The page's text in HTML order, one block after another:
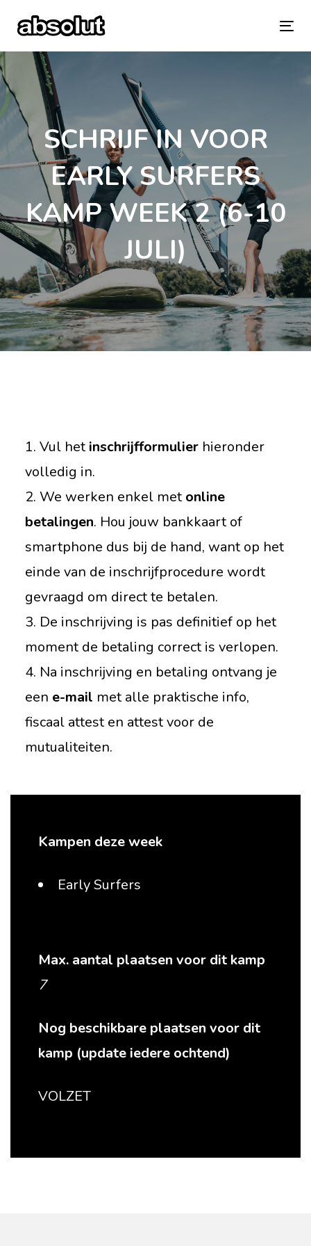
links
primary
navigation
Skip
content
SCHRIJF IN VOOR
EARLY SURFERS
KAMP WEEK 2 (6-10
JULI)
1. Vul hetinschrijfformulierhieronder
volledig in.
2. We werken enkel metonline
betalingen. Hou jouw bankkaart of
smartphone dus bij de hand, want op het
einde van de inschrijfprocedure wordt
gevraagd om direct te betalen.
3. De inschrijving is pas definitief op het
moment de betaling correct is verlopen.
4. Na inschrijving en betaling ontvang je
een e-mail met alle praktische info,
fiscaal attest en attest voor de
mutualiteiten.
Kampen deze week
Early Surfers
Max. aantal plaatsen voor dit kamp
7
Nog beschikbare plaatsen voor dit
kamp (update iedere ochtend)
VOLZET